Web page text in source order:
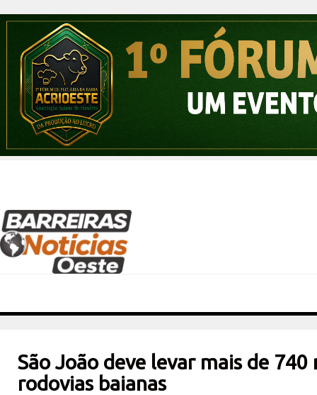
São João deve levar mais de 740
rodovias baianas